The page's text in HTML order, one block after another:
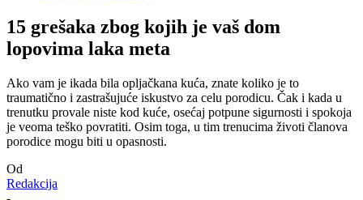
15 grešaka zbog kojih je vaš dom
lopovima laka meta
Ako vam je ikada bila opljačkana kuća, znate koliko je to
traumatično i zastrašujuće iskustvo za celu porodicu. Čak i kada u
trenutku provale niste kod kuće, osećaj potpune sigurnosti i spokoja
je veoma teško povratiti. Osim toga, u tim trenucima životi članova
porodice mogu biti u opasnosti.
Od
Redakcija